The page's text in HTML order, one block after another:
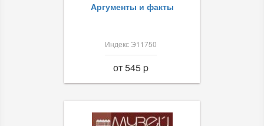
Аргументы и факты
Индекс Э11750
от 545 p